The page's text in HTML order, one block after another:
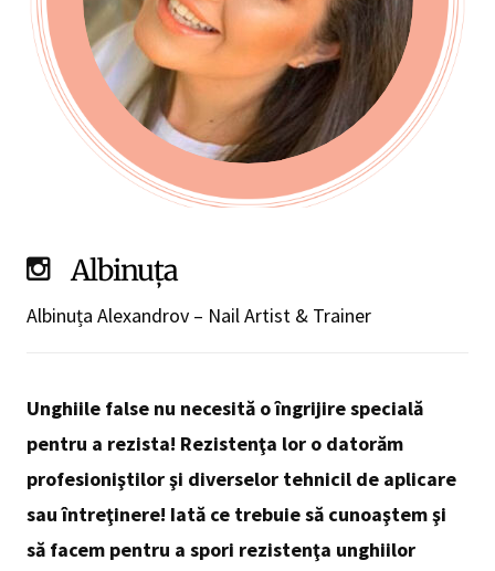
Albinuța
Albinuța Alexandrov – Nail Artist & Trainer
Unghiile false nu necesită o îngrijire specială
pentru a rezista! Rezistenţa lor o datorăm
profesioniştilor şi diverselor tehnicil de aplicare
sau întreţinere! Iată ce trebuie să cunoaştem şi
să facem pentru a spori rezistenţa unghiilor